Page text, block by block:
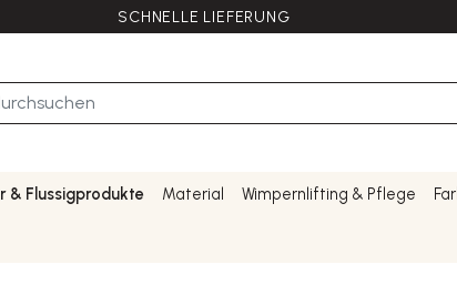
SCHNELLE LIEFERUNG
& Flussigprodukte Material Wimpernlifting & Pflege